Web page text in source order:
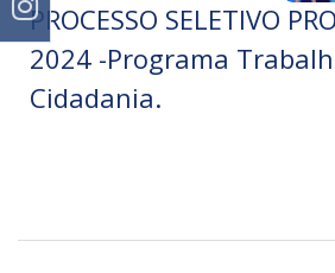
PROCESSO SELETIVO
2024 -Programa
Cidadania.